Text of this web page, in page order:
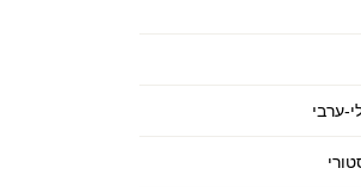
ערבי